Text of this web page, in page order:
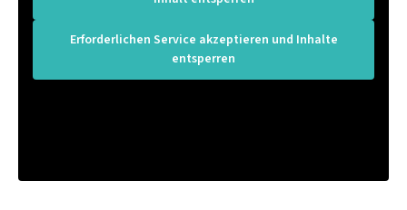
Erforderlichen Service akzeptieren und Inhalte
entsperren